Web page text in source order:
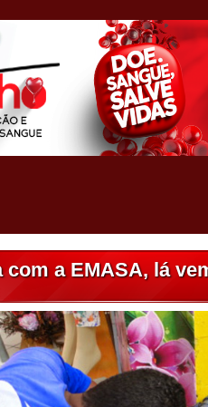
com a EMASA, lá